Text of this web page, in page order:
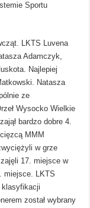
Sportu
LKTS Luvena
Adamczyk,
Najlepiej
Natasza
ze
Wysocko Wielkie
bardzo dobre 4.
MMM
w grze
17. miejsce w
miejsce. LKTS
klasyfikacji
został wybrany